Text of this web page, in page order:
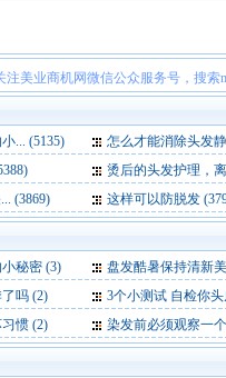
注美业商机网微信公众服务号，搜
... (5135) 怎么才能消除头发
烫后的头发护理，
(3869) 这样可以防脱发
秘密 (3) 盘发酷暑保持清新
吗 (2) 3个小测试 自检你
惯 (2) 染发前必须观察一